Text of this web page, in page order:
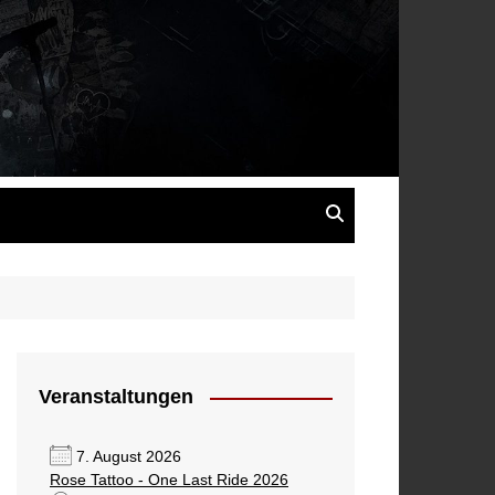
Veranstaltungen
7. August 2026
Rose Tattoo - One Last Ride 2026